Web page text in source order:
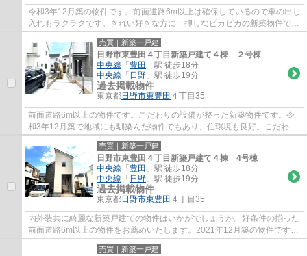
令和3年12月築の物件です。前面道路6m以上は確保しているので車の出し
入れもラクラクです。きれい好きな方に一押しなピカピカの新築物件で
す。多くの方からこだわり条件でいただく新築...
売買｜新築一戸建
日野市東豊田４丁目新築戸建て４棟 ２号棟
中央線 「 豊田 」駅 徒歩18分
中央線 「 日野 」駅 徒歩19分
過去掲載物件
東京都日野市東豊田 ４丁目35
前面道路6m以上の物件です。こだわりの設備が整った新築物件です。令
和3年12月築で地域にも馴染んだ物件でもあり、住環境も良好。こだわり
のある方も多い、新築の戸建て物件となってお...
売買｜新築一戸建
日野市東豊田４丁目新築戸建て４棟 4号棟
中央線 「 豊田 」駅 徒歩18分
中央線 「 日野 」駅 徒歩19分
過去掲載物件
東京都日野市東豊田 ４丁目35
内外装共に綺麗な新築戸建ての物件はいかがでしょうか。好条件の揃った
前面道路6m以上の物件をお薦めいたします。2021年12月築の物件です。
好評の新築物件なので、おすすめです。日野...
売買｜新築一戸建